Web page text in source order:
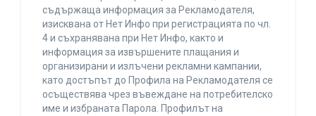
съдържаща информация за Рекламодателя,
изисквана от Нет Инфо при регистрацията по чл.
4 и съхранявана при Нет Инфо, както и
информация за извършените плащания и
организирани и излъчени рекламни кампании,
като достъпът до Профила на Рекламодателя се
осъществява чрез въвеждане на потребителско
име и избраната Парола. Профилът на